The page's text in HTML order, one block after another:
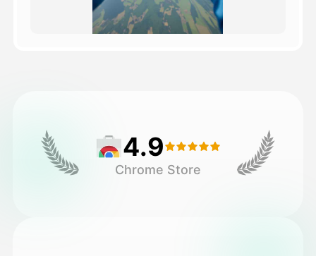
4.9
Chrome Store